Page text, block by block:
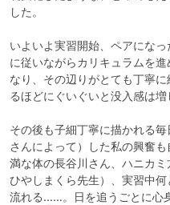
した。
いよいよ実習開始、ペアにな
に従いながらカリキュラムを
なり、その辺りがとても丁寧
るほどにぐいぐいと没入感は増
その後も子細丁寧に描かれる
さんによって）した私の興奮
満な体の長谷川さん、ハニカ
ひやしまくら先生）、実習中
流れる……。日を追うごとに心